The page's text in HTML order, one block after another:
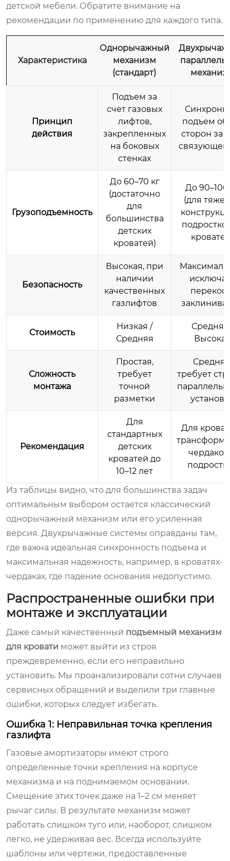
детской мебели. Обратите внимание на
рекомендации по применению для каждого типа.
Характеристика
Однорычажный
механизм
(стандарт)
Принцип
действия
Подъем за
счет газовых
лифтов,
закрепленных
на боковых
стенках
подъем
сторон за
связующей
Грузоподъемность
До 60–70 кг
(достаточно
для
большинства
детских
кроватей)
До 90–100
(для
Безопасность
Высокая, при
наличии
качественных
газлифтов
перекос
Стоимость
Низкая /
Средняя
Средняя
Сложность
монтажа
Простая,
требует
точной
разметки
требует
Рекомендация
Для
стандартных
детских
кроватей до
10–12 лет
Для
Из таблицы видно, что для большинства задач
оптимальным выбором остается классический
однорычажный механизм или его усиленная
версия. Двухрычажные системы оправданы там,
где важна идеальная синхронность подъема и
максимальная надежность, например, в кроватях-
чердаках, где падение основания недопустимо.
Распространенные ошибки при
монтаже и эксплуатации
Даже самый качественный подъемный механизм
для кровати может выйти из строя
преждевременно, если его неправильно
установить. Мы проанализировали сотни случаев
сервисных обращений и выделили три главные
ошибки, которых следует избегать.
Ошибка 1: Неправильная точка крепления
газлифта
Газовые амортизаторы имеют строго
определенные точки крепления на корпусе
механизма и на поднимаемом основании.
Смещение этих точек даже на 1–2 см меняет
рычаг силы. В результате механизм может
работать слишком туго или, наоборот, слишком
легко, не удерживая вес. Всегда используйте
шаблоны или чертежи, предоставленные